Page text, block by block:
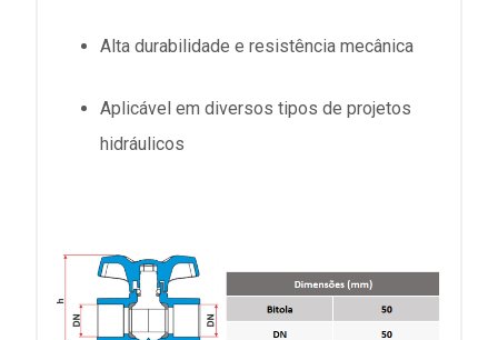
Alta durabilidade e resistência mecânica
Aplicável em diversos tipos de projetos
hidráulicos